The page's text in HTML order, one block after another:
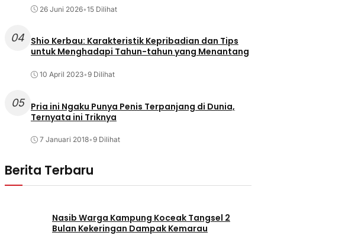
26 Juni 2026•15 Dilihat
04 Shio Kerbau: Karakteristik Kepribadian dan Tips
untuk Menghadapi Tahun-tahun yang Menantang
10 April 2023•9 Dilihat
05
Pria ini Ngaku Punya Penis Terpanjang di Dunia,
Ternyata ini Triknya
7 Januari 2018•9 Dilihat
Berita Terbaru
Nasib Warga Kampung Koceak Tangsel 2
Bulan Kekeringan Dampak Kemarau